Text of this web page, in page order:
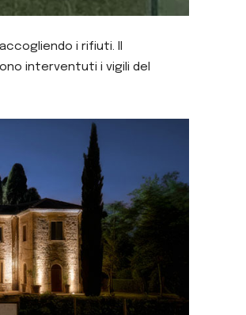
i rifiuti. Il
interventuti i vigili del